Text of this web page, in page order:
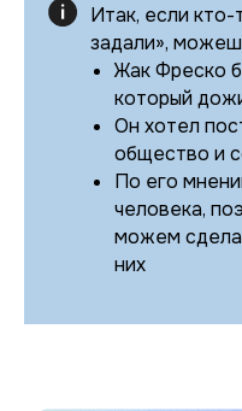
Итак, если кто-
задали»,
Жак Фреско
который
Он хотел
общество и
По его
человека,
можем
них